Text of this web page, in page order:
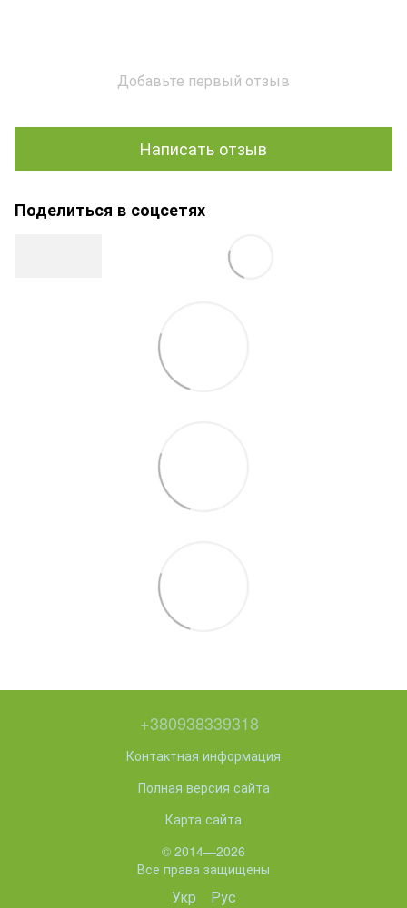
Добавьте первый отзыв
Написать отзыв
Поделиться в соцсетях
+380938339318
Контактная информация
Полная версия сайта
Карта сайта
© 2014—2026
Все права защищены
Укр Рус